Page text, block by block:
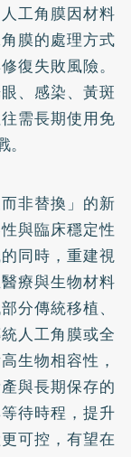
工角膜因材料
膜的處理方式
復失敗風險。
、感染、黃斑
需長期使用免
非替換」的新
與臨床穩定性
同時，重建視
療與生物材料
分傳統移植、
人工角膜或全
生物相容性，
與長期保存的
待時程，提升
可控，有望在